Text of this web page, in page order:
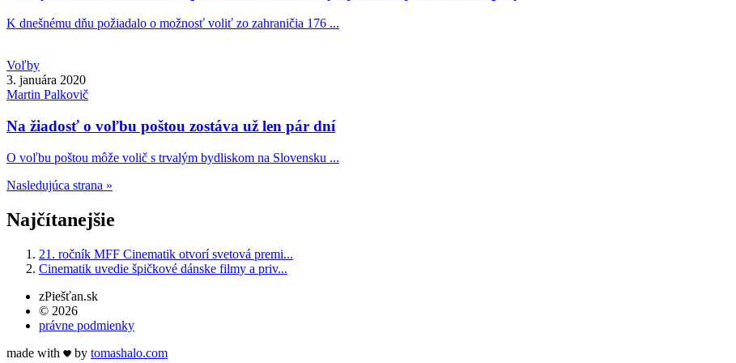
K dnešnému dňu požiadalo o možnosť voliť zo zahraničia 176 ...
Voľby
3. januára 2020
Martin Palkovič
Na žiadosť o voľbu poštou zostáva už len pár dní
O voľbu poštou môže volič s trvalým bydliskom na Slovensku ...
Nasledujúca strana »
Najčítanejšie
21. ročník MFF Cinematik otvorí svetová premi...
Cinematik uvedie špičkové dánske filmy a priv...
zPiešťan.sk
© 2026
právne podmienky
made with
by tomashalo.com